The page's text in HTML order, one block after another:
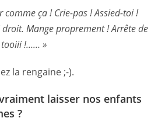
comme ça ! Crie-pas ! Assied-toi !
droit. Mange proprement ! Arrête de
tooiii !…… »
la rengaine ;-).
laisser nos enfants
?